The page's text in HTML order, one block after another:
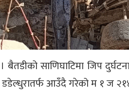
बैतडीको साणिघाटिमा जिप
डडेल्धुरातर्फ आउँदै गरेको म १ ज